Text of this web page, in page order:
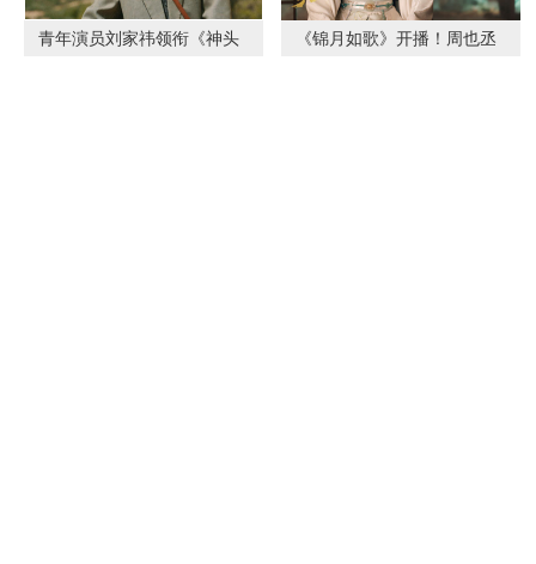
青年演员刘家祎领衔《神头
《锦月如歌》开播！周也丞